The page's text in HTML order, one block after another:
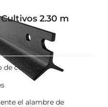
2.30 m
de cultivos.
el alambre de